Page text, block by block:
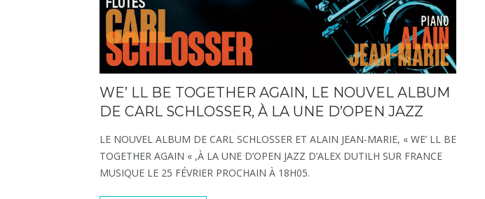
WE’ LL BE TOGETHER AGAIN, LE NOUVEL ALBUM
DE CARL SCHLOSSER, À LA UNE D’OPEN JAZZ
LE NOUVEL ALBUM DE CARL SCHLOSSER ET ALAIN JEAN-MARIE, « WE’ LL BE
TOGETHER AGAIN « ,À LA UNE D’OPEN JAZZ D’ALEX DUTILH SUR FRANCE
MUSIQUE LE 25 FÉVRIER PROCHAIN À 18H05.